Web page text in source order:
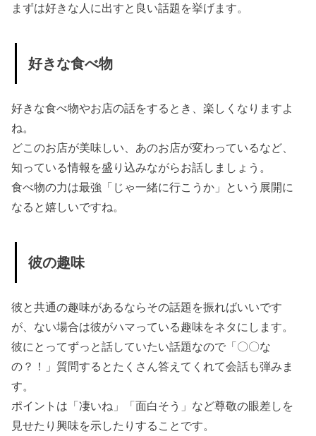
実は無理に話
まずは好きな人に出すと良い話題を挙げます。
好きな食べ物
好きな食べ物やお店の話をするとき、楽しくなりますよ
ね。
どこのお店が美味しい、あのお店が変わっているなど、
知っている情報を盛り込みながらお話しましょう。
食べ物の力は最強「じゃ一緒に行こうか」という展開に
なると嬉しいですね。
彼の趣味
彼と共通の趣味があるならその話題を振ればいいです
が、ない場合は彼がハマっている趣味をネタにします。
彼にとってずっと話していたい話題なので「〇〇な
の？！」質問するとたくさん答えてくれて会話も弾みま
す。
ポイントは「凄いね」「面白そう」など尊敬の眼差しを
見せたり興味を示したりすることです。